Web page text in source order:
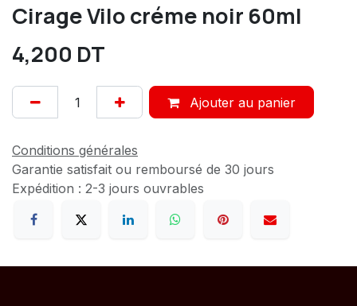
Cirage Vilo créme noir 60ml
4,200 DT
Ajouter au panier
Conditions générales
Garantie satisfait ou remboursé de 30 jours
Expédition : 2-3 jours ouvrables